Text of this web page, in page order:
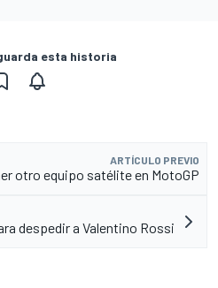
esta historia
ARTÍCULO PREVIO
otro equipo satélite en MotoGP
despedir a Valentino Rossi